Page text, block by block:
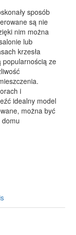
sposób
są nie
nim można
lub
krzesła
popularnością ze
i
idealny model
można być